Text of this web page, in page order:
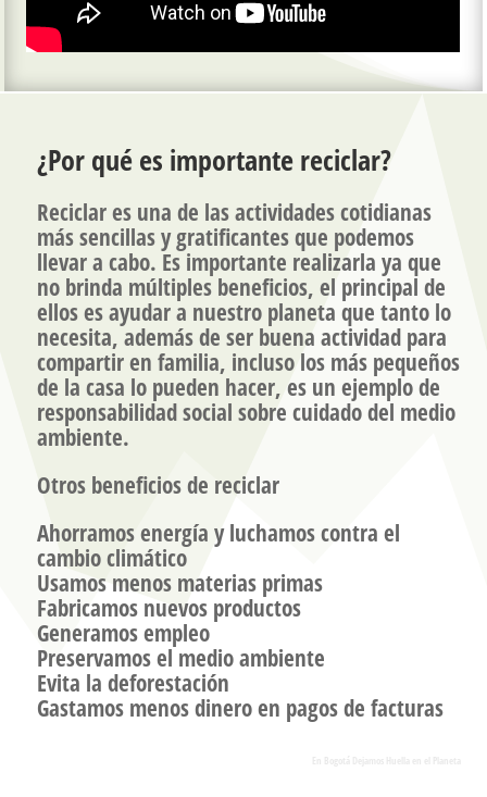
¿Por qué es importante reciclar?
Reciclar es una de las actividades cotidianas
más sencillas y gratificantes que podemos
llevar a cabo. Es importante realizarla ya que
no brinda múltiples beneficios, el principal de
ellos es ayudar a nuestro planeta que tanto lo
necesita, además de ser buena actividad para
compartir en familia, incluso los más pequeños
de la casa lo pueden hacer, es un ejemplo de
responsabilidad social sobre cuidado del medio
ambiente.
Otros beneficios de reciclar
Ahorramos energía y luchamos contra el
cambio climático
Usamos menos materias primas
Fabricamos nuevos productos
Generamos empleo
Preservamos el medio ambiente
Evita la deforestación
Gastamos menos dinero en pagos de facturas